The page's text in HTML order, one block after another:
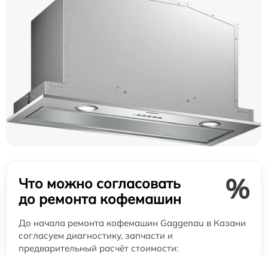
Что можно согласовать
до ремонта кофемашин
%
До начала ремонта кофемашин Gaggenau в Казани
согласуем диагностику, запчасти и
предварительный расчёт стоимости: